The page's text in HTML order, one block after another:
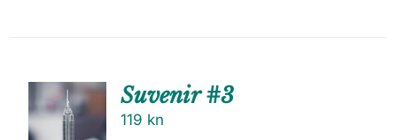
DODAJ
Suvenir #3
119 kn